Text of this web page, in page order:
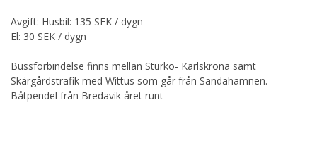
Avgift: Husbil: 135 SEK / dygn
El: 30 SEK / dygn
Bussförbindelse finns mellan Sturkö- Karlskrona samt
Skärgårdstrafik med Wittus som går från Sandahamnen.
Båtpendel från Bredavik året runt